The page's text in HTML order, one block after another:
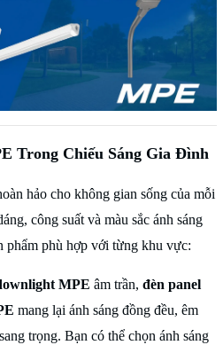
Trong Chiếu Sáng Gia Đình
hảo cho không gian sống của mỗi
công suất và màu sắc ánh sáng
phẩm phù hợp với từng khu vực:
MPE âm trần, đèn panel
mang lại ánh sáng đồng đều, êm
trọng. Bạn có thể chọn ánh sáng